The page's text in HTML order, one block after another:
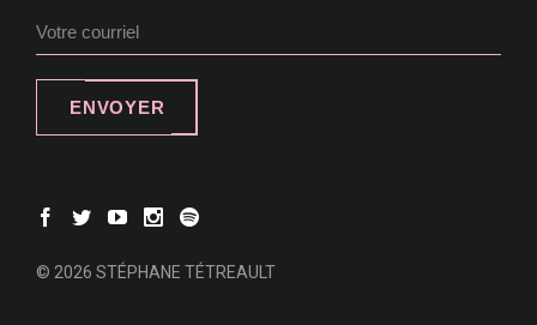
ENVOYER
© 2026 STÉPHANE TÉTREAULT